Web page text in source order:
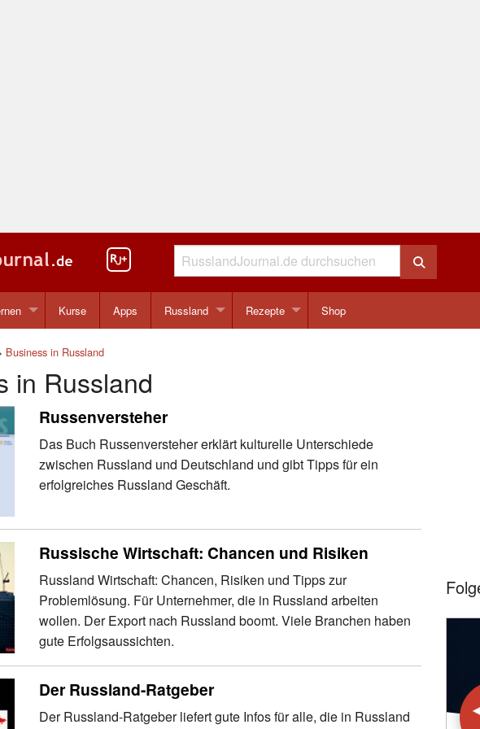
Kurse Apps Russland Rezepte Shop
Business in Russland
in Russland
Russenversteher
Das Buch Russenversteher erklärt kulturelle Unterschiede
zwischen Russland und Deutschland und gibt Tipps für ein
erfolgreiches Russland Geschäft.
Russische Wirtschaft: Chancen und Risiken
Russland Wirtschaft: Chancen, Risiken und Tipps zur
Problemlösung. Für Unternehmer, die in Russland arbeiten
wollen. Der Export nach Russland boomt. Viele Branchen haben
gute Erfolgsaussichten.
Der Russland-Ratgeber
Der Russland-Ratgeber liefert gute Infos für alle, die in Russland